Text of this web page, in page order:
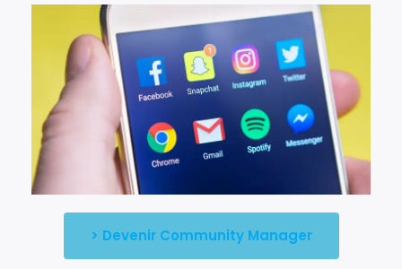
> Devenir Community Manager